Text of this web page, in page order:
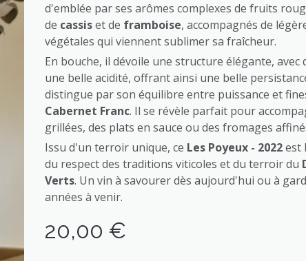
d'emblée par ses arômes complexes de fruits
de cassiset de framboise, accompagnés de
végétales qui viennent sublimer sa fraîcheur.
En bouche, il dévoile une structure élégante, avec
une belle acidité, offrant ainsi une belle
distingue par son équilibre entre puissance et
Cabernet Franc. Il se révèle parfait pour
grillées, des plats en sauce ou des fromages
Issu d'un terroir unique, ce Les Poyeux - 2022est
du respect des traditions viticoles et du terroir du
Verts. Un vin à savourer dès aujourd'hui ou à
années à venir.
20,00 €